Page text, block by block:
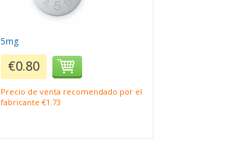
5mg
€0.80
Precio de venta recomendado por el
fabricante €1.73